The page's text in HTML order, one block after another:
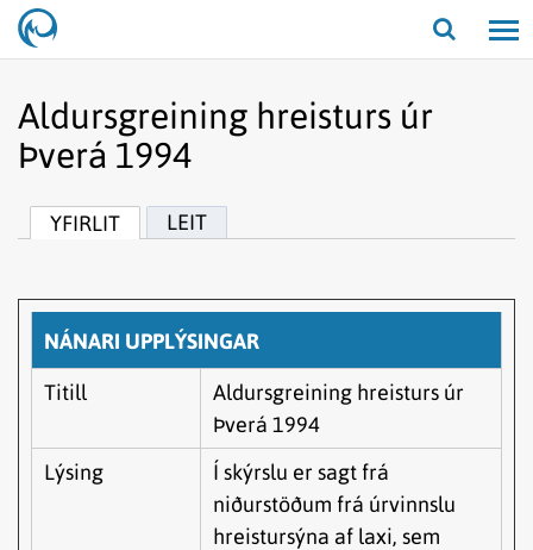
Opna/
Aldursgreining hreisturs úr
Þverá 1994
YFIRLIT LEIT
NÁNARI UPPLÝSINGAR
Titill
Aldursgreining hreisturs úr
Þverá 1994
Lýsing
Í skýrslu er sagt frá
niðurstöðum frá úrvinnslu
hreistursýna af laxi, sem